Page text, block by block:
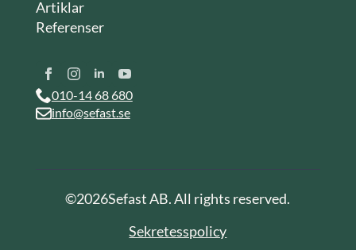
Artiklar
Referenser
010-14 68 680
info@sefast.se
©2026Sefast AB. All rights reserved.
Sekretesspolicy